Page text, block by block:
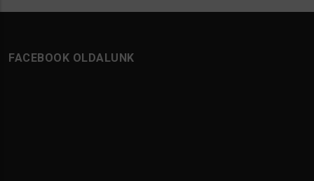
FACEBOOK OLDALUNK